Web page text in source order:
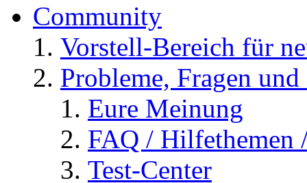
Community
Vorstell-Bereich für
Probleme, Fragen
Eure Meinung
FAQ / Hilfethemen
Test-Center